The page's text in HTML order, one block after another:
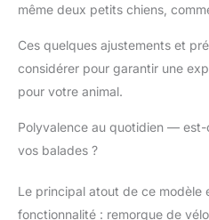
même deux petits chiens,
Ces quelques ajustements et
considérer pour garantir une
pour votre animal.
Polyvalence au quotidien —
vos balades ?
Le principal atout de ce modèle
fonctionnalité : remorque de